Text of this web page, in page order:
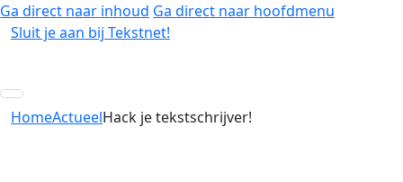
Ga direct naar inhoud Ga direct naar hoofdmenu
Sluit je aan bij Tekstnet!
HomeActueelHack je tekstschrijver!